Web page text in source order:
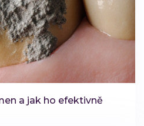
a jak ho efektivně